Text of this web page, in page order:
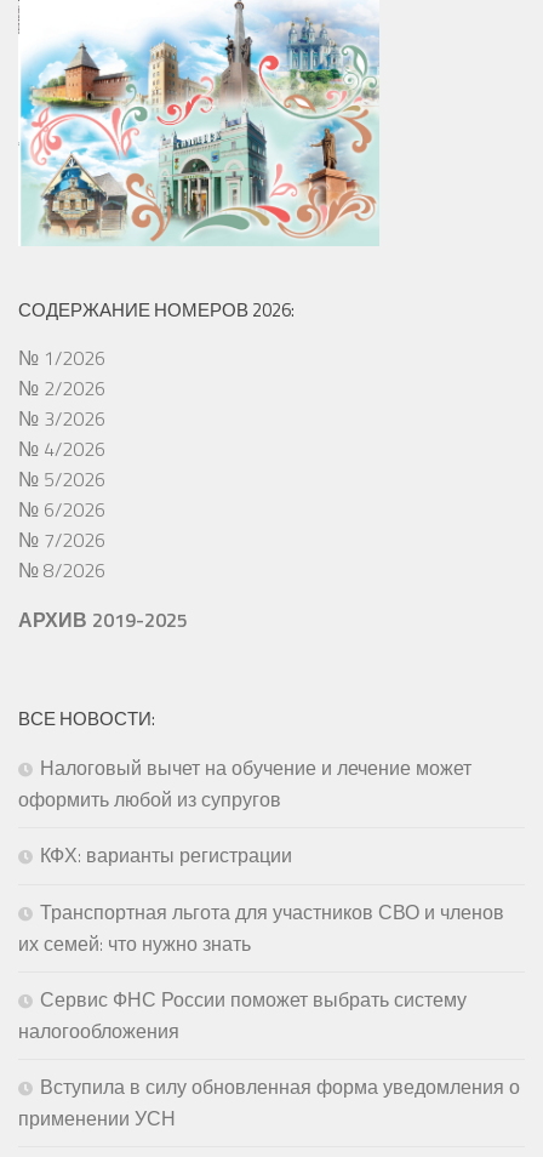
СОДЕРЖАНИЕ НОМЕРОВ 2026:
№ 1/2026
№ 2/2026
№ 3/2026
№ 4/2026
№ 5/2026
№ 6/2026
№ 7/2026
№ 8/2026
АРХИВ 2019-2025
ВСЕ НОВОСТИ:
Налоговый вычет на обучение и лечение может
оформить любой из супругов
КФХ: варианты регистрации
Транспортная льгота для участников СВО и членов
их семей: что нужно знать
Сервис ФНС России поможет выбрать систему
налогообложения
Вступила в силу обновленная форма уведомления о
применении УСН